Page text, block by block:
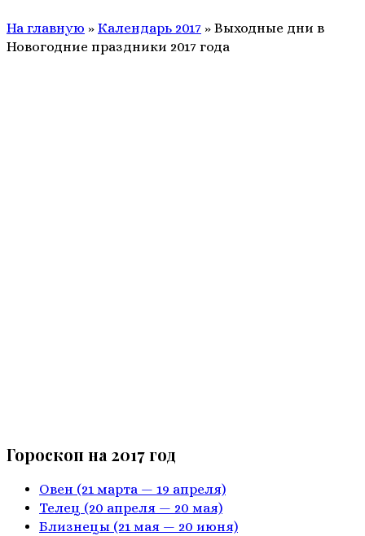
На главную » Календарь 2017 » Выходные дни в
Новогодние праздники 2017 года
Гороскоп на 2017 год
Овен (21 марта — 19 апреля)
Телец (20 апреля — 20 мая)
Близнецы (21 мая — 20 июня)